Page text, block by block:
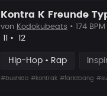
Kontra K Freunde
von Kodokubeats • 174
Likes
• Vorgeschlagen
12
Hip-Hop • Rap
#bushido #kontrak #faridbang